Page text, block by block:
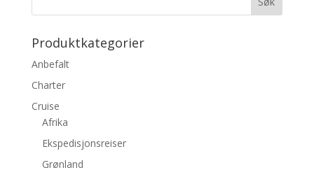
Produktkategorier
Anbefalt
Charter
Cruise
Afrika
Ekspedisjonsreiser
Grønland